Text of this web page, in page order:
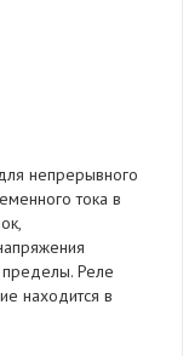
непрерывного
тока в
пределы. Реле
находится в